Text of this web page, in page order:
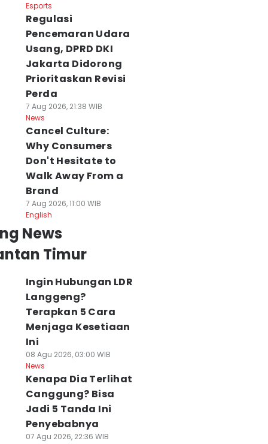
Esports
Regulasi
Pencemaran Udara
Usang, DPRD DKI
Jakarta Didorong
Prioritaskan Revisi
Perda
7 Aug 2026, 21:38 WIB
News
Cancel Culture:
Why Consumers
Don't Hesitate to
Walk Away From a
Brand
7 Aug 2026, 11:00 WIB
English
News
Timur
Ingin Hubungan LDR
Langgeng?
Terapkan 5 Cara
Menjaga Kesetiaan
Ini
08 Agu 2026, 03:00 WIB
News
Kenapa Dia Terlihat
Canggung? Bisa
Jadi 5 Tanda Ini
Penyebabnya
07 Agu 2026, 22:36 WIB